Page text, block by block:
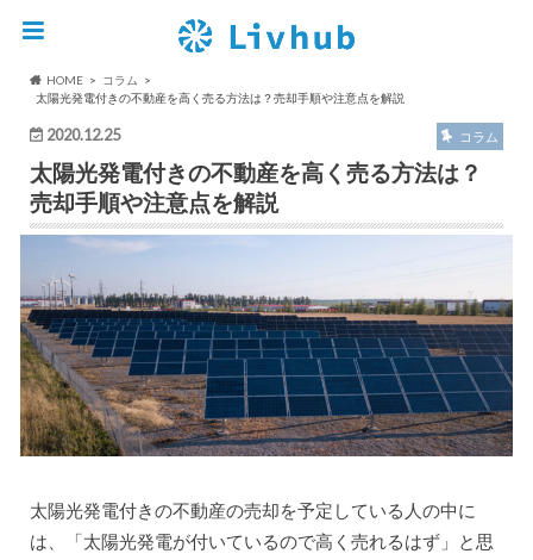
HOME
コラム
太陽光発電付きの不動産を高く売る方法は？売却手順や注意点を解説
2020.12.25 コラム
太陽光発電付きの不動産を高く売る方法は？
売却手順や注意点を解説
太陽光発電付きの不動産の売却を予定している人の中に
は、「太陽光発電が付いているので高く売れるはず」と思